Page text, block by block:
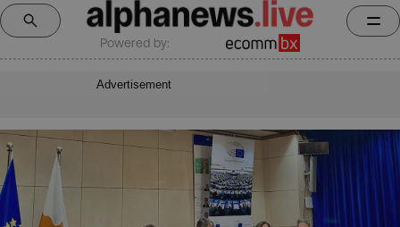
Powered by:
Advertisement